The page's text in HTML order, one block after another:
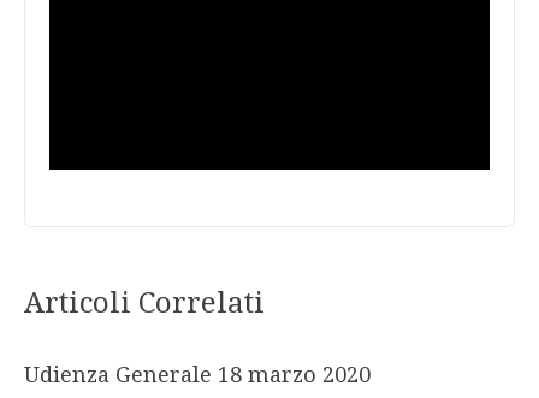
Articoli Correlati
Udienza Generale 18 marzo 2020